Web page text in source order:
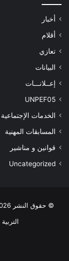
أخبار
أقلام
تعازي
البيانات
إعــلانـــات
UNPEF05
الخدمات الإجتماعية
المسابقات المهنية
قوانين و مناشير
Uncategorized